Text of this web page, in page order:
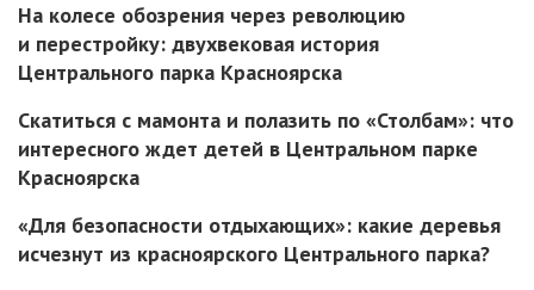
На колесе обозрения через революцию
и перестройку: двухвековая история
Центрального парка Красноярска
Скатиться с мамонта и полазить по «Столбам»: что
интересного ждет детей в Центральном парке
Красноярска
«Для безопасности отдыхающих»: какие деревья
исчезнут из красноярского Центрального парка?